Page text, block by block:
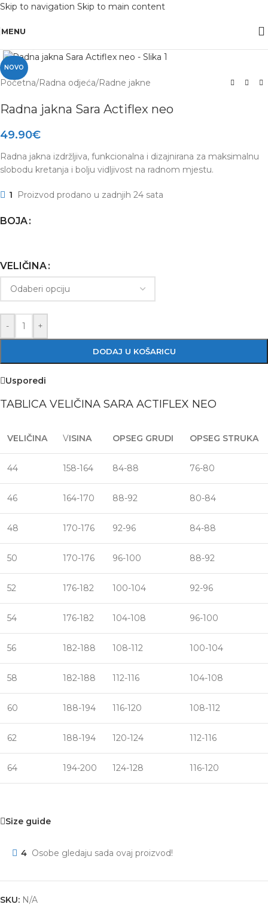
Skip to navigation Skip to main content
OBAVIJEST: Maloprodaja je zatvorena od 10.12. -13.12.2025 radi inventure.
MENU
NOVO
Početna/Radna odjeća/Radne jakne
Radna jakna Sara Actiflex neo
49.90€
Radna jakna izdržljiva, funkcionalna i dizajnirana za maksimalnu
slobodu kretanja i bolju vidljivost na radnom mjestu.
1 Proizvod prodano u zadnjih 24 sata
BOJA
VELIČINA
- +
DODAJ U KOŠARICU
Usporedi
TABLICA VELIČINA SARA ACTIFLEX NEO
VELIČINA VISINA OPSEG GRUDI OPSEG STRUKA
44 158-164 84-88 76-80
46 164-170 88-92 80-84
48 170-176 92-96 84-88
50 170-176 96-100 88-92
52 176-182 100-104 92-96
54 176-182 104-108 96-100
56 182-188 108-112 100-104
58 182-188 112-116 104-108
60 188-194 116-120 108-112
62 188-194 120-124 112-116
64 194-200 124-128 116-120
Size guide
4 Osobe gledaju sada ovaj proizvod!
SKU: N/A